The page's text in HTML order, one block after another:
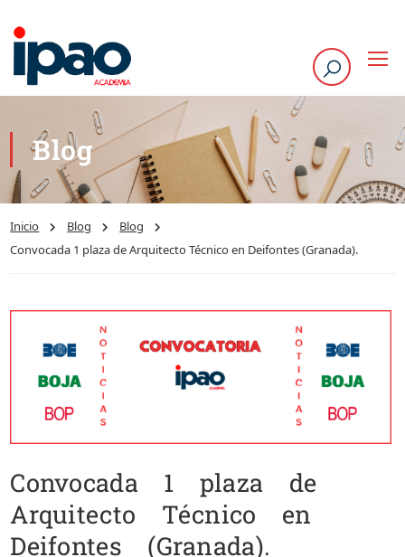
Blog
Inicio Blog
Blog
Convocada 1 plaza de Arquitecto Técnico en Deifontes (Granada).
Convocada 1 plaza de
Arquitecto Técnico en
Deifontes (Granada).